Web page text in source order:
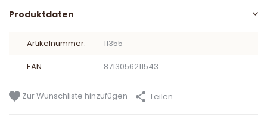
Produktdaten
Artikelnummer: 11355
EAN 8713056211543
Zur Wunschliste hinzufügen Teilen